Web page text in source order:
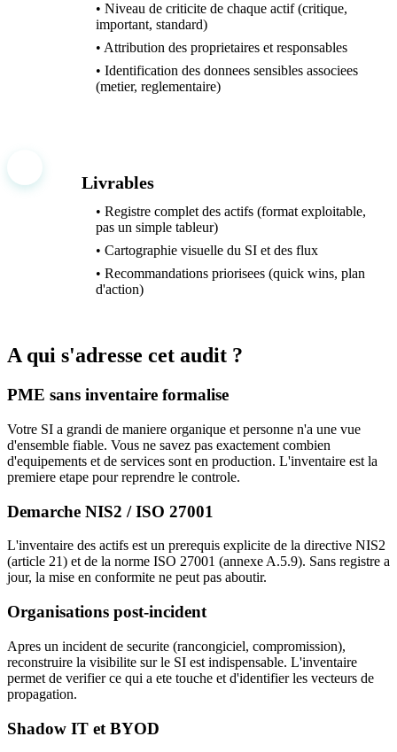
• Niveau de criticite de chaque actif (critique,
important, standard)
• Attribution des proprietaires et responsables
• Identification des donnees sensibles associees
(metier, reglementaire)
Livrables
• Registre complet des actifs (format exploitable,
pas un simple tableur)
• Cartographie visuelle du SI et des flux
• Recommandations priorisees (quick wins, plan
d'action)
A qui s'adresse cet audit ?
PME sans inventaire formalise
Votre SI a grandi de maniere organique et personne n'a une vue
d'ensemble fiable. Vous ne savez pas exactement combien
d'equipements et de services sont en production. L'inventaire est la
premiere etape pour reprendre le controle.
Demarche NIS2 / ISO 27001
L'inventaire des actifs est un prerequis explicite de la directive NIS2
(article 21) et de la norme ISO 27001 (annexe A.5.9). Sans registre a
jour, la mise en conformite ne peut pas aboutir.
Organisations post-incident
Apres un incident de securite (rancongiciel, compromission),
reconstruire la visibilite sur le SI est indispensable. L'inventaire
permet de verifier ce qui a ete touche et d'identifier les vecteurs de
propagation.
Shadow IT et BYOD